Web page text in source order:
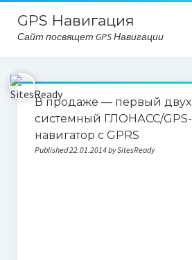
GPS Навигация
Сайт посвящет GPS Навигации
Главная
Карта сайта
В продаже — первый двух
системный ГЛОНАСС/GPS-
навигатор с GPRS
Published 22.01.2014 by SitesReady